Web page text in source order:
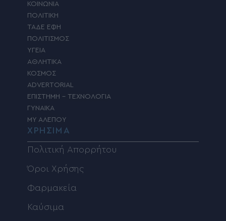
ΚΟΙΝΩΝΙΑ
ΠΟΛΙΤΙΚΗ
ΤΑΔΕ ΕΦΗ
ΠΟΛΙΤΙΣΜΟΣ
ΥΓΕΙΑ
ΑΘΛΗΤΙΚΑ
ΚΟΣΜΟΣ
ADVERTORIAL
ΕΠΙΣΤΗΜΗ – ΤΕΧΝΟΛΟΓΙΑ
ΓΥΝΑΙΚΑ
MY ΑΛΕΠΟΥ
ΧΡΗΣΙΜΑ
Πολιτική Απορρήτου
Όροι Χρήσης
Φαρμακεία
Καύσιμα